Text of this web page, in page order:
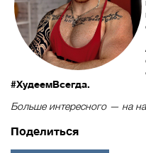
#ХудеемВсегда.
Больше интересного — на
Поделиться